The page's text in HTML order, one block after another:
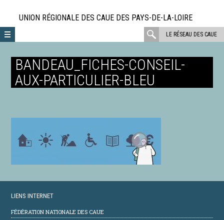
directement
au
contenu
UNION RÉGIONALE DES CAUE DES PAYS-DE-LA-LOIRE
LE RÉSEAU DES CAUE
rechercher
:
BANDEAU_FICHES-CONSEIL-
AUX-PARTICULIER-BLEU
LIENS INTERNET
FÉDÉRATION NATIONALE DES CAUE